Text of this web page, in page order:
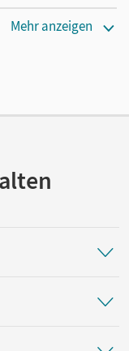
Mehr anzeigen